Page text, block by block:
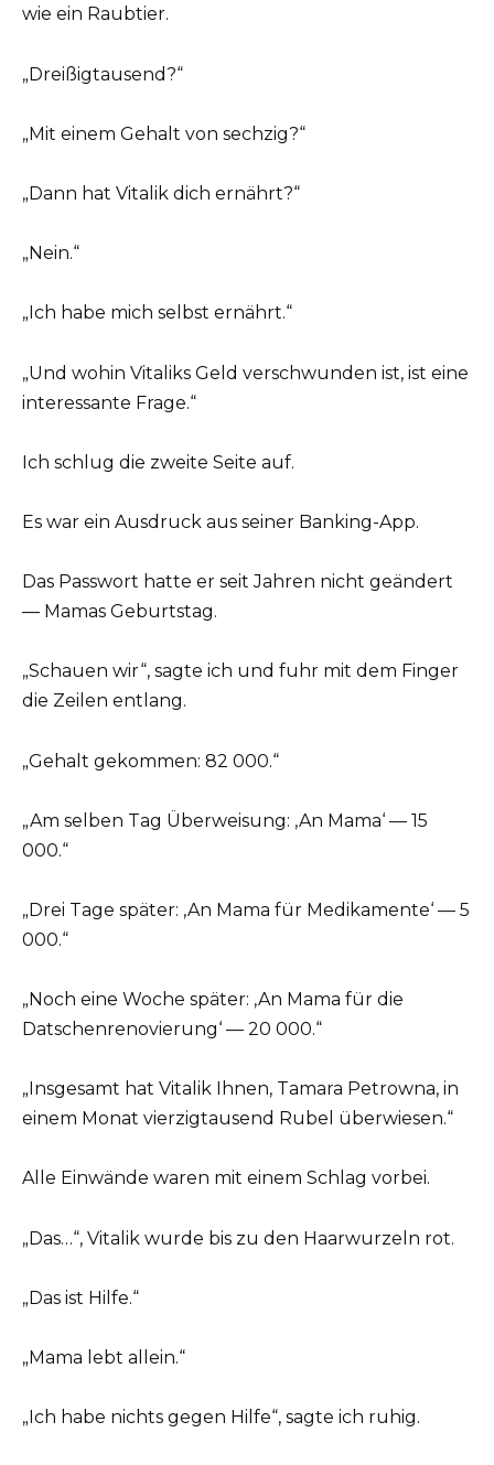
wie ein Raubtier.
„Dreißigtausend?“
„Mit einem Gehalt von sechzig?“
„Dann hat Vitalik dich ernährt?“
„Nein.“
„Ich habe mich selbst ernährt.“
„Und wohin Vitaliks Geld verschwunden ist, ist eine
interessante Frage.“
Ich schlug die zweite Seite auf.
Es war ein Ausdruck aus seiner Banking-App.
Das Passwort hatte er seit Jahren nicht geändert
— Mamas Geburtstag.
„Schauen wir“, sagte ich und fuhr mit dem Finger
die Zeilen entlang.
„Gehalt gekommen: 82 000.“
„Am selben Tag Überweisung: ‚An Mama‘ — 15
000.“
„Drei Tage später: ‚An Mama für Medikamente‘ — 5
000.“
„Noch eine Woche später: ‚An Mama für die
Datschenrenovierung‘ — 20 000.“
„Insgesamt hat Vitalik Ihnen, Tamara Petrowna, in
einem Monat vierzigtausend Rubel überwiesen.“
Alle Einwände waren mit einem Schlag vorbei.
„Das…“, Vitalik wurde bis zu den Haarwurzeln rot.
„Das ist Hilfe.“
„Mama lebt allein.“
„Ich habe nichts gegen Hilfe“, sagte ich ruhig.